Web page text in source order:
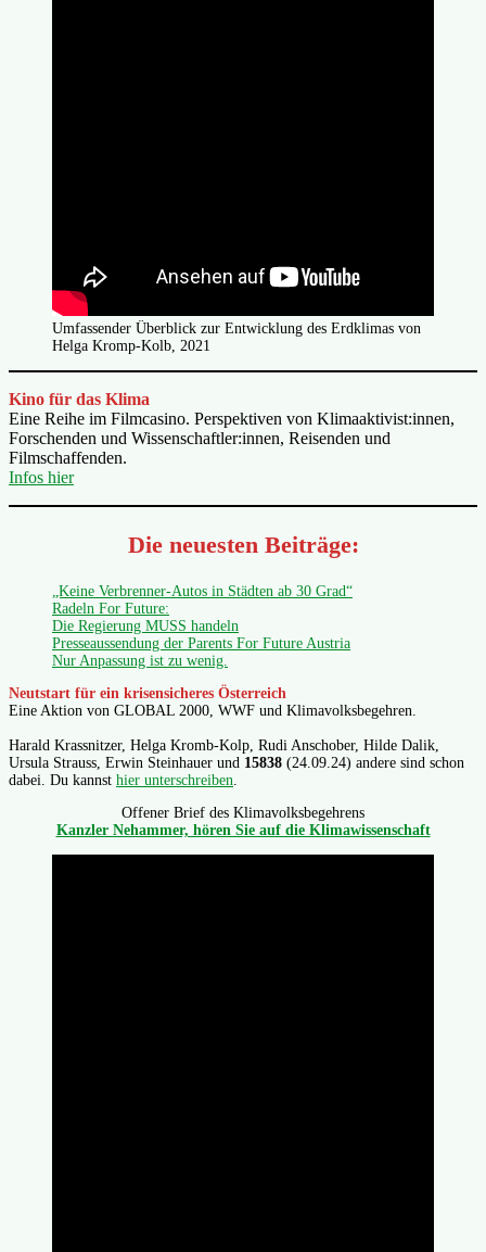
Umfassender Überblick zur Entwicklung des Erdklimas von
Helga Kromp-Kolb, 2021
Kino für das Klima
Eine Reihe im Filmcasino. Perspektiven von Klimaaktivist:innen,
Forschenden und Wissenschaftler:innen, Reisenden und
Filmschaffenden.
Infos hier
Die neuesten Beiträge:
„Keine Verbrenner-Autos in Städten ab 30 Grad“
Radeln For Future:
Die Regierung MUSS handeln
Presseaussendung der Parents For Future Austria
Nur Anpassung ist zu wenig.
Neutstart für ein krisensicheres Österreich
Eine Aktion von GLOBAL 2000, WWF und Klimavolksbegehren.
Harald Krassnitzer, Helga Kromb-Kolp, Rudi Anschober, Hilde Dalik,
Ursula Strauss, Erwin Steinhauer und 15838 (24.09.24) andere sind schon
dabei. Du kannst hier unterschreiben
Offener Brief des Klimavolksbegehrens
Kanzler Nehammer, hören Sie auf die Klimawissenschaft